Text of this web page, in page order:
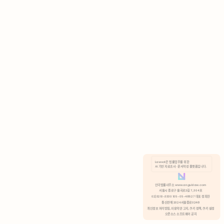
분석 쿠키 허용
Lawvot은 법률업무를 위한
AI 기반 자료조사 · 문서작성 플랫폼입니다.
안국법률사무소 www.anguklaw.com
서울시 종로구 율곡로2길 7, 304호
02)3210-3330 105-05-48527 대표 정희찬
통신판매 2024서울종로0248
개인정보 처리방침, 이용약관 고지, 쿠키 정책, 쿠키 설정
오픈소스 소프트웨어 공지